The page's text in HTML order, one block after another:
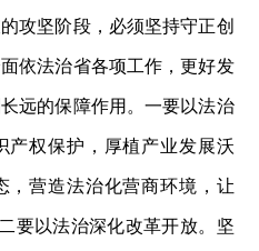
攻坚阶段，必须坚持守正创
依法治省各项工作，更好发
远的保障作用。一要以法治
产权保护，厚植产业发展沃
，营造法治化营商环境，让
要以法治深化改革开放。坚